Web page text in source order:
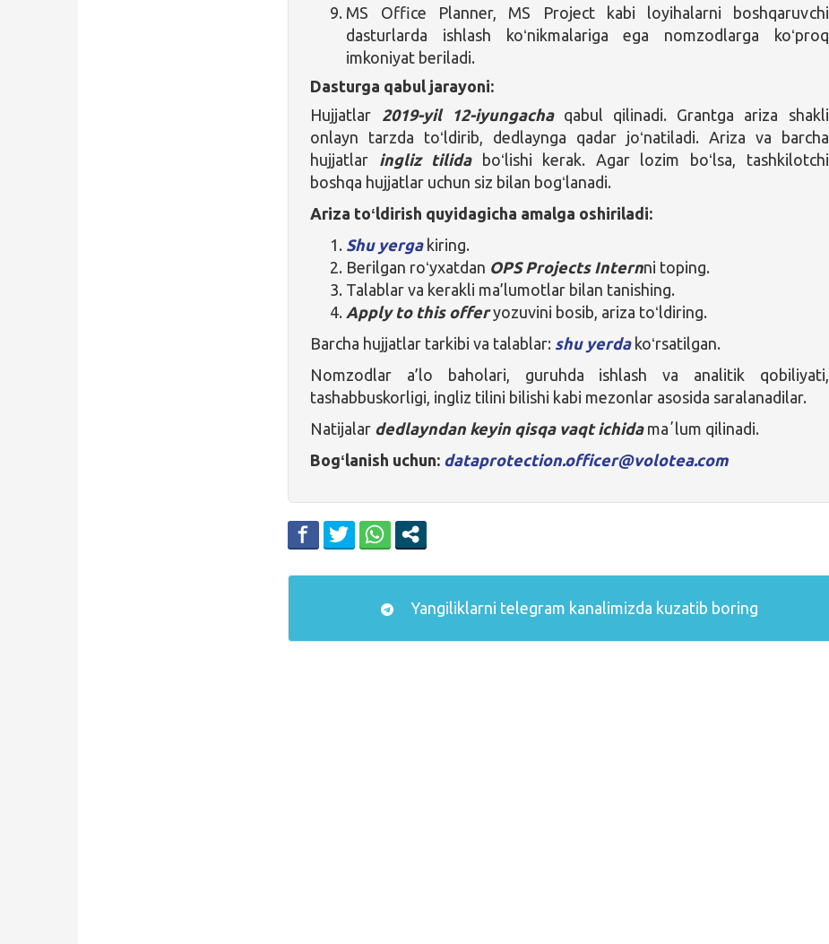
MS Office Planner, MS Project kabi loyihalarni boshqaruvchi
dasturlarda ishlash koʻnikmalariga ega nomzodlarga koʻproq
imkoniyat beriladi.
Dasturga qabul jarayoni:
Hujjatlar 2019-yil 12-iyungachaqabul qilinadi. Grantga ariza shakli
onlayn tarzda toʻldirib, dedlaynga qadar joʻnatiladi. Ariza va barcha
hujjatlar
ingliz tilidaboʻlishi kerak. Agar lozim boʻlsa, tashkilotchi
boshqa hujjatlar uchun siz bilan bogʻlanadi.
Ariza toʻldirish quyidagicha amalga oshiriladi:
Shu yerga kiring.
Berilgan roʻyxatdan OPS Projects Internni toping.
Talablar va kerakli ma’lumotlar bilan tanishing.
Apply to this offeryozuvini bosib, ariza toʻldiring.
Barcha hujjatlar tarkibi va talablar: shu yerdakoʻrsatilgan.
Nomzodlar a’lo baholari, guruhda ishlash va analitik qobiliyati,
tashabbuskorligi, ingliz tilini bilishi kabi mezonlar asosida saralanadilar.
Natijalar dedlayndan keyin qisqa vaqt ichidamaʼlum qilinadi.
Bogʻlanish uchun: dataprotection.officer@volotea.com
Yangiliklarni telegram kanalimizda kuzatib boring